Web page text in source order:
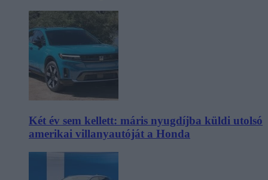
Két év sem kellett: máris nyugdíjba küldi utolsó
amerikai villanyautóját a Honda